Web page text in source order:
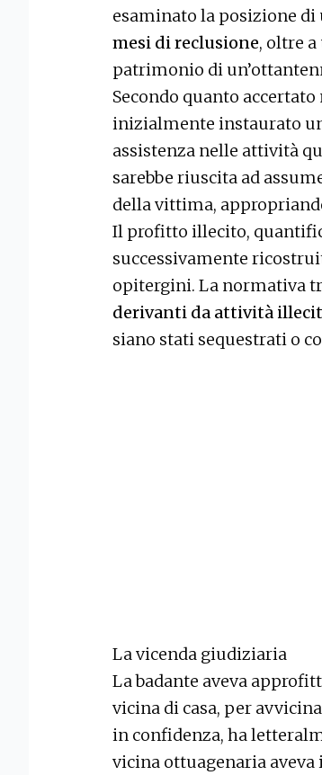
esaminato la posizione di
mesi di reclusione, oltre
patrimonio di
Secondo quanto
inizialmente instaurato
assistenza nelle attività
sarebbe riuscita ad
della vittima,
Il profitto illecito,
successivamente
opitergini. La normativa
derivanti da attività
siano stati sequestrati o
La vicenda giudiziaria
La badante aveva
vicina di casa, per
in confidenza, ha
vicina ottuagenaria aveva